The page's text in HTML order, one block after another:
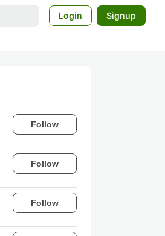
Login Signup
Follow
Follow
Follow